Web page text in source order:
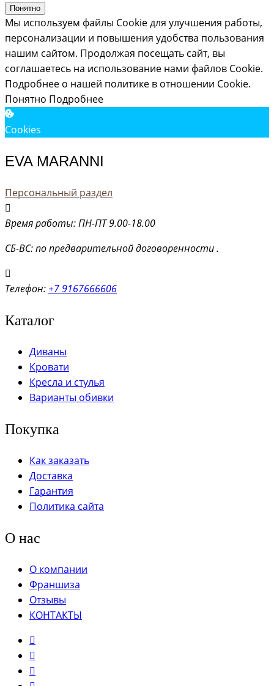
Понятно
Мы используем файлы Cookie для улучшения работы,
персонализации и повышения удобства пользования
нашим сайтом. Продолжая посещать сайт, вы
соглашаетесь на использование нами файлов Cookie.
Подробнее о нашей политике в отношении Cookie.
Понятно Подробнее
Cookies
EVA MARANNI
Персональный раздел
Время работы: ПН-ПТ 9.00-18.00
СБ-ВС: по предварительной договоренности .
Телефон: +7 9167666606
Каталог
Диваны
Кровати
Кресла и стулья
Варианты обивки
Покупка
Как заказать
Доставка
Гарантия
Политика сайта
О нас
О компании
Франшиза
Отзывы
КОНТАКТЫ